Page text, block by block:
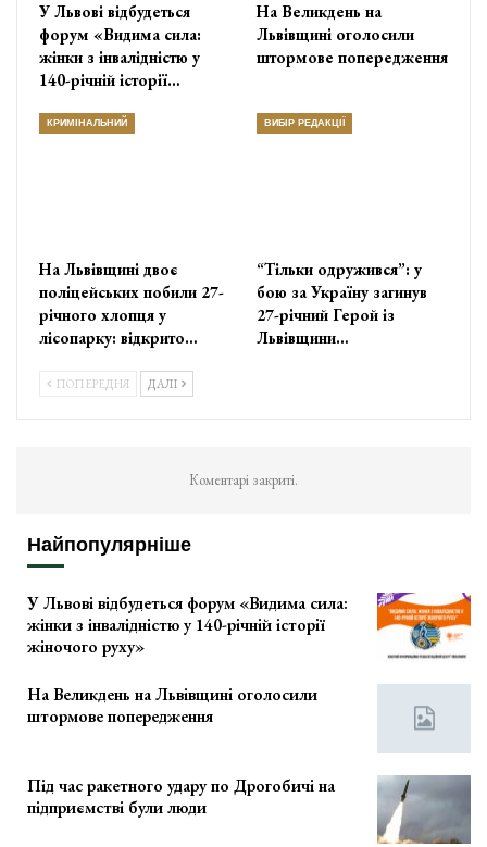
У Львові відбудеться
форум «Видима сила:
жінки з інвалідністю у
140-річній історії…
На Великдень на
Львівщині оголосили
штормове попередження
КРИМІНАЛЬНИЙ
На Львівщині двоє
поліцейських побили 27-
річного хлопця у
лісопарку: відкрито…
ВИБІР РЕДАКЦІЇ
“Тільки одружився”: у
бою за Україну загинув
27-річний Герой із
Львівщини…
ПОПЕРЕДНЯ ДАЛІ
Коментарі закриті.
Найпопулярніше
У Львові відбудеться форум «Видима сила:
жінки з інвалідністю у 140-річній історії
жіночого руху»
На Великдень на Львівщині оголосили
штормове попередження
Під час ракетного удару по Дрогобичі на
підприємстві були люди